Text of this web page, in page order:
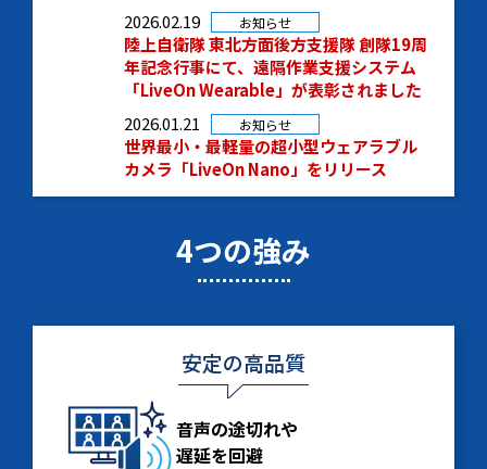
2026.02.19
お知らせ
陸上自衛隊 東北方面後方支援隊 創隊19周
年記念行事にて、遠隔作業支援システム
「LiveOn Wearable」が表彰されました
2026.01.21
お知らせ
世界最小・最軽量の超小型ウェアラブル
カメラ「LiveOn Nano」をリリース
4つの強み
安定の高品質
音声の途切れや
遅延を回避